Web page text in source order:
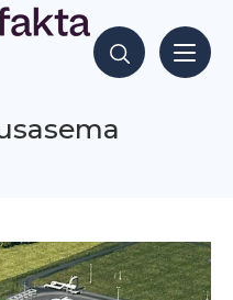
Hae sisältöjä